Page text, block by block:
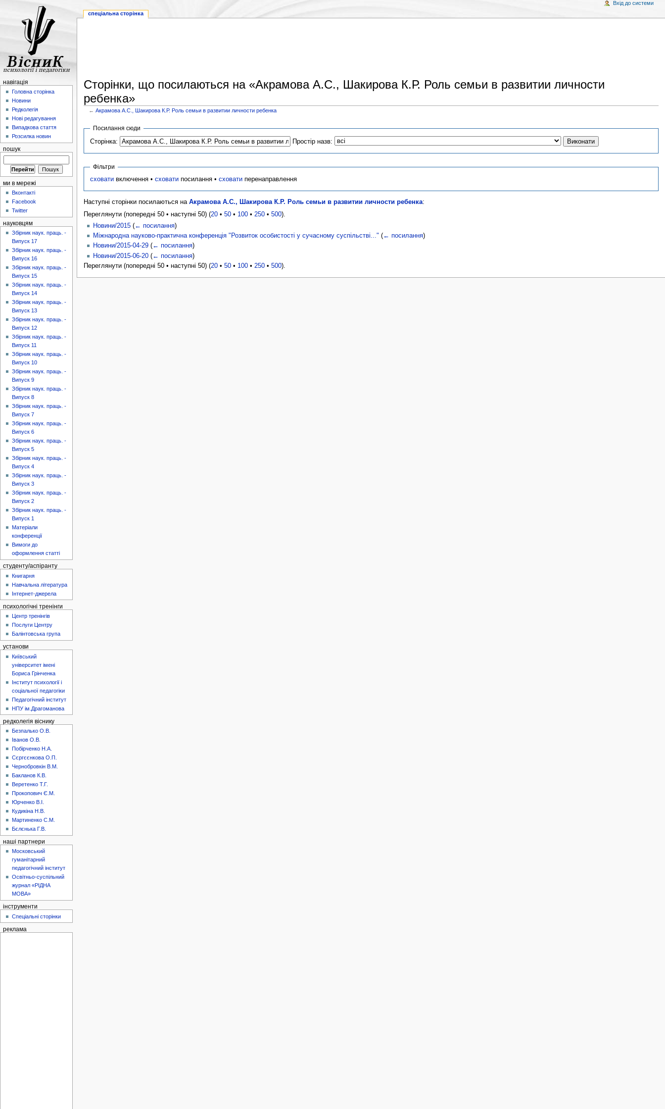
Сторінки, що посилаються на «Акрамова А.С., Шакирова К.Р. Роль семьи в развитии личности
ребенка»
←Акрамова А.С., Шакирова К.Р. Роль семьи в развитии личности ребенка
Посилання сюди
Сторінка:
Простір назв:
Фільтри
сховати включення •сховати посилання •сховати перенаправлення
Наступні сторінки посилаються на Акрамова А.С., Шакирова К.Р. Роль семьи в развитии личности ребенка:
Переглянути (попередні 50 • наступні 50) (20• 50• 100• 250• 500).
Новини/2015 (← посилання)
Міжнародна науково-практична конференція "Розвиток особистості у сучасному суспільстві..." (← посилання)
Новини/2015-04-29 (← посилання)
Новини/2015-06-20 (← посилання)
Переглянути (попередні 50 • наступні 50) (20• 50• 100• 250• 500).
спеціальна сторінка
Вхід до системи
навігація
Головна сторінка
Новини
Редколегія
Нові редагування
Випадкова стаття
Розсилка новин
пошук
ми в мережі
Вконтакті
Facebook
Twitter
науковцям
Збірник наук. праць. -
Випуск 17
Збірник наук. праць. -
Випуск 16
Збірник наук. праць. -
Випуск 15
Збірник наук. праць. -
Випуск 14
Збірник наук. праць. -
Випуск 13
Збірник наук. праць. -
Випуск 12
Збірник наук. праць. -
Випуск 11
Збірник наук. праць. -
Випуск 10
Збірник наук. праць. -
Випуск 9
Збірник наук. праць. -
Випуск 8
Збірник наук. праць. -
Випуск 7
Збірник наук. праць. -
Випуск 6
Збірник наук. праць. -
Випуск 5
Збірник наук. праць. -
Випуск 4
Збірник наук. праць. -
Випуск 3
Збірник наук. праць. -
Випуск 2
Збірник наук. праць. -
Випуск 1
Матеріали
конференції
Вимоги до
оформлення статті
студенту/аспіранту
Книгарня
Навчальна література
Інтернет-джерела
психологічні тренінги
Центр тренінгів
Послуги Центру
Балінтовська група
установи
Київський
університет імені
Бориса Грінченка
Інститут психології і
соціальної педагогіки
Педагогічний інститут
НПУ ім.Драгоманова
редколегія віснику
Безпалько О.В.
Іванов О.В.
Побірченко Н.А.
Сєргєєнкова О.П.
Чернобровкін В.М.
Бакланов К.В.
Веретенко Т.Г.
Прокопович Є.М.
Юрченко В.І.
Кудикіна Н.В.
Мартиненко С.М.
Бєлєнька Г.В.
наші партнери
Московський
гуманітарний
педагогічний інститут
Освітньо-суспільний
журнал «РІДНА
МОВА»
інструменти
Спеціальні сторінки
реклама